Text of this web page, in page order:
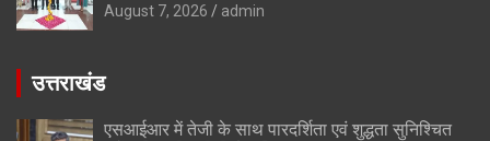
August 7, 2026 admin
उत्तराखंड
एसआईआर में तेजी के साथ पारदर्शिता एवं शुद्धता सुनिश्चित